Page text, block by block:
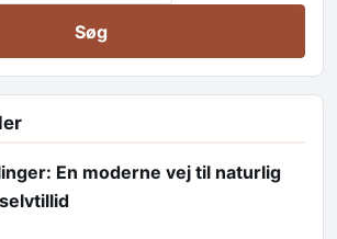
En moderne vej til naturlig